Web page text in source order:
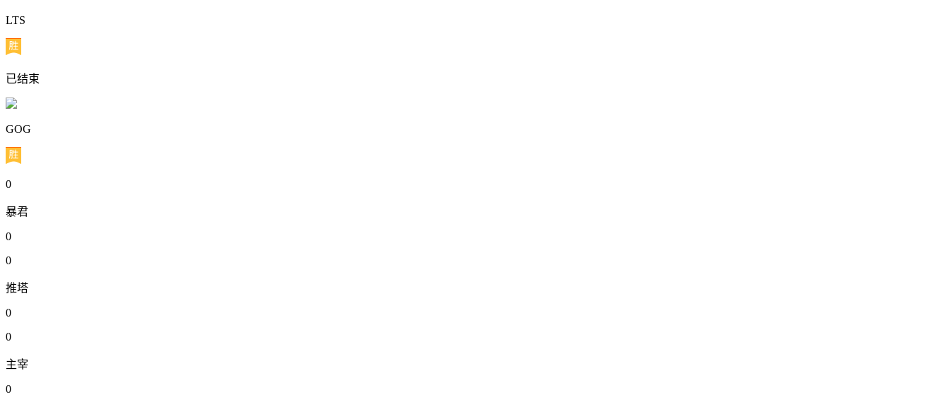
LTS
已结束
GOG
0
暴君
0
0
推塔
0
0
主宰
0